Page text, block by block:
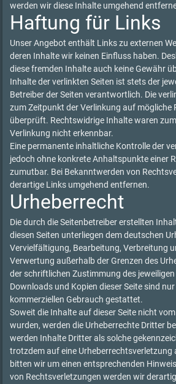
werden wir diese Inhalte umgehend
Haftung für Links
Unser Angebot enthält Links zu externen
deren Inhalte wir keinen Einfluss haben.
diese fremden Inhalte auch keine Gewähr
Inhalte der verlinkten Seiten ist stets der
Betreiber der Seiten verantwortlich. Die
zum Zeitpunkt der Verlinkung auf mögliche
überprüft. Rechtswidrige Inhalte waren
Verlinkung nicht erkennbar.
Eine permanente inhaltliche Kontrolle der
jedoch ohne konkrete Anhaltspunkte einer
zumutbar. Bei Bekanntwerden von
derartige Links umgehend entfernen.
Urheberrecht
Die durch die Seitenbetreiber erstellten
diesen Seiten unterliegen dem deutschen
Vervielfältigung, Bearbeitung, Verbreitung
Verwertung außerhalb der Grenzen des
der schriftlichen Zustimmung des
Downloads und Kopien dieser Seite sind
kommerziellen Gebrauch gestattet.
Soweit die Inhalte auf dieser Seite nicht
wurden, werden die Urheberrechte Dritter
werden Inhalte Dritter als solche
trotzdem auf eine Urheberrechtsverletzung
bitten wir um einen entsprechenden
von Rechtsverletzungen werden wir